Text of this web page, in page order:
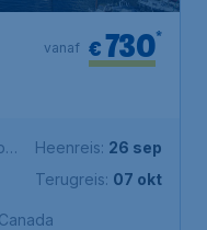
€730
vanaf
Heenreis: 26 sep
Terugreis: 07 okt